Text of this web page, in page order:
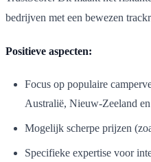
bedrijven met een bewezen
Positieve aspecten:
Focus op populaire
Australië, Nieuw-Zeeland
Mogelijk scherpe prijzen
Specifieke expertise voor